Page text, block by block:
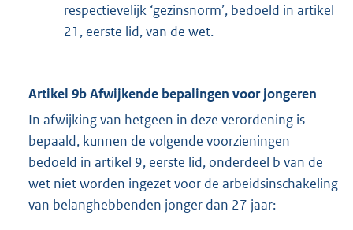
respectievelijk ‘gezinsnorm’, bedoeld in artikel
21, eerste lid, van de wet.
Artikel 9b Afwijkende bepalingen voor jongeren
In afwijking van hetgeen in deze verordening is
bepaald, kunnen de volgende voorzieningen
bedoeld in artikel 9, eerste lid, onderdeel b van de
wet niet worden ingezet voor de arbeidsinschakeling
van belanghebbenden jonger dan 27 jaar: